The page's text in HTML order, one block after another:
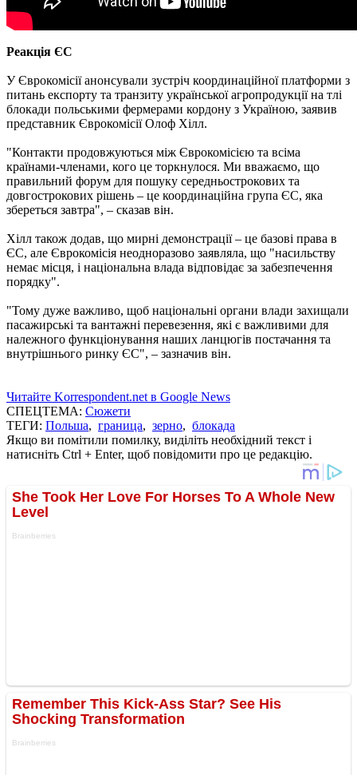
Реакція ЄС
У Єврокомісії анонсували зустріч координаційної платформи з
питань експорту та транзиту української агропродукції на тлі
блокади польськими фермерами кордону з Україною, заявив
представник Єврокомісії Олоф Хілл.
"Контакти продовжуються між Єврокомісією та всіма
країнами-членами, кого це торкнулося. Ми вважаємо, що
правильний форум для пошуку середньострокових та
довгострокових рішень – це координаційна група ЄС, яка
збереться завтра", – сказав він.
Хілл також додав, що мирні демонстрації – це базові права в
ЄС, але Єврокомісія неодноразово заявляла, що "насильству
немає місця, і національна влада відповідає за забезпечення
порядку".
"Тому дуже важливо, щоб національні органи влади захищали
пасажирські та вантажні перевезення, які є важливими для
належного функціонування наших ланцюгів постачання та
внутрішнього ринку ЄС", – зазначив він.
Читайте Korrespondent.net в Google News
СПЕЦТЕМА: Сюжети
ТЕГИ: Польша, граница, зерно, блокада
Якщо ви помітили помилку, виділіть необхідний текст і
натисніть Ctrl + Enter, щоб повідомити про це редакцію.